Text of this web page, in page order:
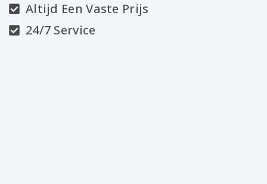
Altijd Een Vaste Prijs
24/7 Service